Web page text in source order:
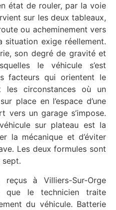
état de rouler, par la voie
sur les deux tableaux,
ou acheminement vers
situation exige réellement.
son degré de gravité et
le véhicule s’est
facteurs qui orientent le
les circonstances où un
place en l’espace d’une
vers un garage s’impose.
sur plateau est la
la mécanique et d’éviter
Les deux formules sont
sept.
à Villiers-Sur-Orge
que le technicien traite
du véhicule. Batterie